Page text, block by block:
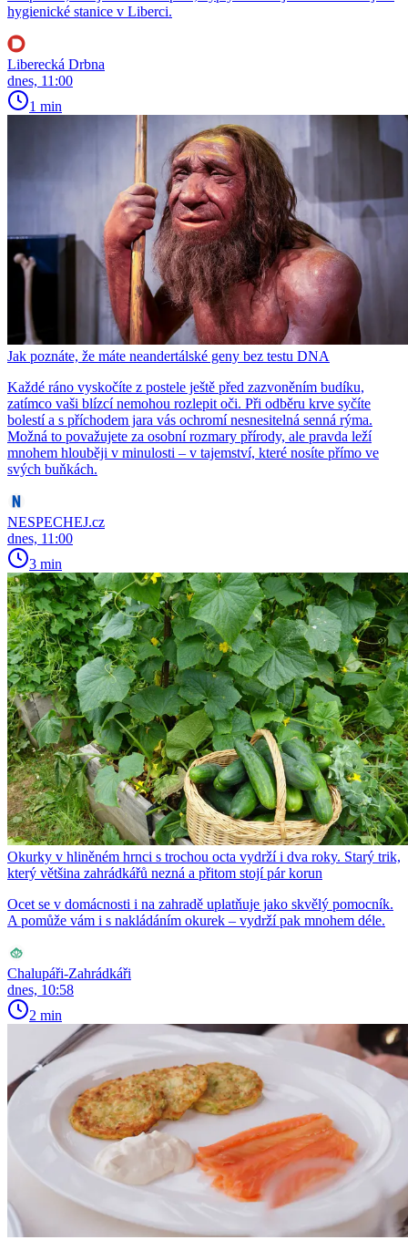
hygienické stanice v Liberci.
Liberecká Drbna
dnes, 11:00
1 min
Jak poznáte, že máte neandertálské geny bez testu DNA
Každé ráno vyskočíte z postele ještě před zazvoněním budíku,
zatímco vaši blízcí nemohou rozlepit oči. Při odběru krve syčíte
bolestí a s příchodem jara vás ochromí nesnesitelná senná rýma.
Možná to považujete za osobní rozmary přírody, ale pravda leží
mnohem hlouběji v minulosti – v tajemství, které nosíte přímo ve
svých buňkách.
NESPECHEJ.cz
dnes, 11:00
3 min
Okurky v hliněném hrnci s trochou octa vydrží i dva roky. Starý trik,
který většina zahrádkářů nezná a přitom stojí pár korun
Ocet se v domácnosti i na zahradě uplatňuje jako skvělý pomocník.
A pomůže vám i s nakládáním okurek – vydrží pak mnohem déle.
Chalupáři-Zahrádkáři
dnes, 10:58
2 min